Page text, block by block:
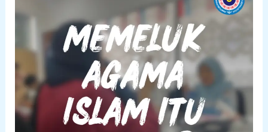
ISLAM
BERSAMA
MUSLIM